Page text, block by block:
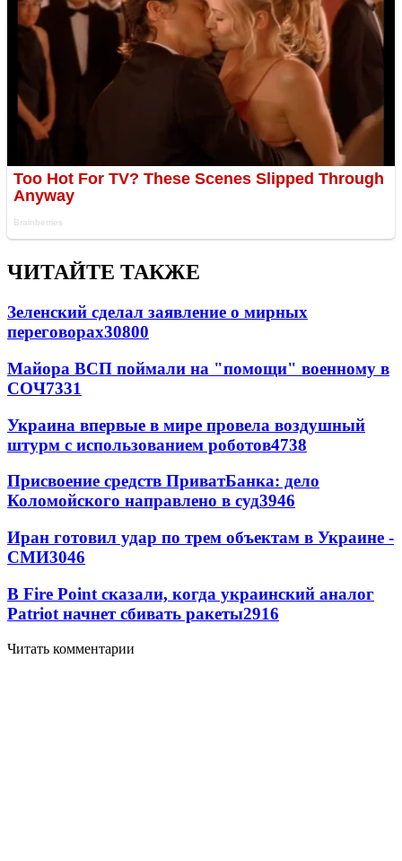
ЧИТАЙТЕ ТАКЖЕ
Зеленский сделал заявление о мирных
переговорах30800
Майора ВСП поймали на "помощи" военному в
СОЧ7331
Украина впервые в мире провела воздушный
штурм с использованием роботов4738
Присвоение средств ПриватБанка: дело
Коломойского направлено в суд3946
Иран готовил удар по трем объектам в Украине -
СМИ3046
В Fire Point сказали, когда украинский аналог
Patriot начнет сбивать ракеты2916
Читать комментарии